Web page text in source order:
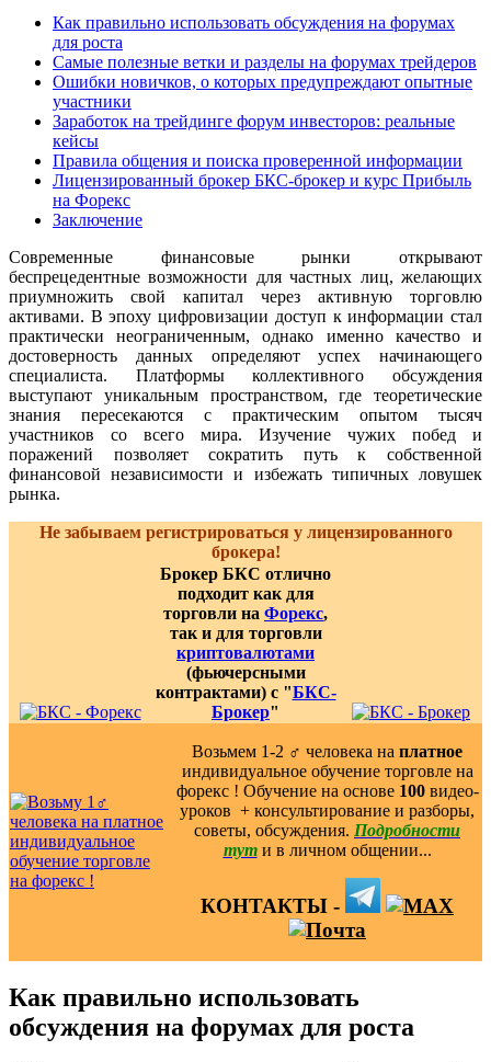
Как правильно использовать обсуждения на форумах
для роста
Самые полезные ветки и разделы на форумах трейдеров
Ошибки новичков, о которых предупреждают опытные
участники
Заработок на трейдинге форум инвесторов: реальные
кейсы
Правила общения и поиска проверенной информации
Лицензированный брокер БКС-брокер и курс Прибыль
на Форекс
Заключение
Современные финансовые рынки открывают
беспрецедентные возможности для частных лиц, желающих
приумножить свой капитал через активную торговлю
активами. В эпоху цифровизации доступ к информации стал
практически неограниченным, однако именно качество и
достоверность данных определяют успех начинающего
специалиста. Платформы коллективного обсуждения
выступают уникальным пространством, где теоретические
знания пересекаются с практическим опытом тысяч
участников со всего мира. Изучение чужих побед и
поражений позволяет сократить путь к собственной
финансовой независимости и избежать типичных ловушек
рынка.
Не забываем регистрироваться у лицензированного
брокера!
Брокер БКС отлично
подходит как для
торговли на Форекс,
так и для торговли
криптовалютами
(фьючерсными
контрактами) с "БКС-
Брокер"
Возьмем 1-2 ‍♂️ человека на платное
индивидуальное обучение торговле на
форекс ! Обучение на основе 100видео-
уроков ️ + консультирование и разборы,
советы, обсуждения. Подробности
тут и в личном общении...
КОНТАКТЫ -
Как правильно использовать
обсуждения на форумах для роста